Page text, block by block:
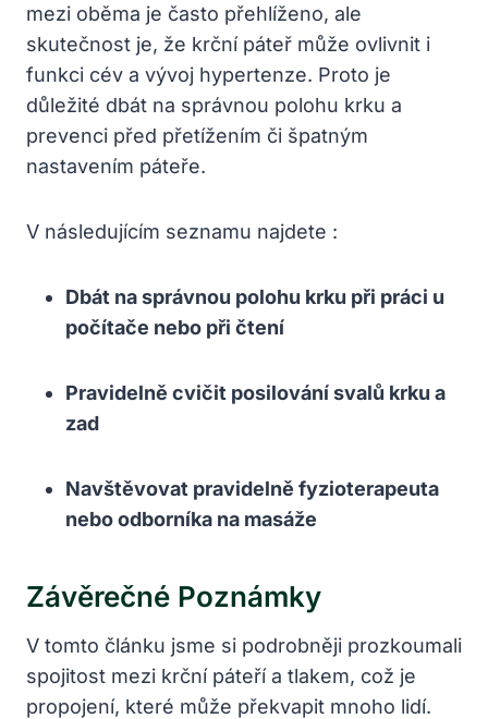
mezi oběma je často přehlíženo, ale
skutečnost je, že krční páteř může ovlivnit i
funkci cév a vývoj hypertenze. Proto je
důležité dbát na správnou polohu krku a
prevenci před přetížením či špatným
nastavením páteře.
V následujícím seznamu najdete :
Dbát na správnou polohu krku při práci u
počítače nebo při čtení
Pravidelně cvičit posilování svalů krku a
zad
Navštěvovat pravidelně fyzioterapeuta
nebo odborníka na masáže
Závěrečné Poznámky
V tomto článku jsme si podrobněji prozkoumali
spojitost mezi krční páteří a tlakem, což je
propojení, které může překvapit mnoho lidí.